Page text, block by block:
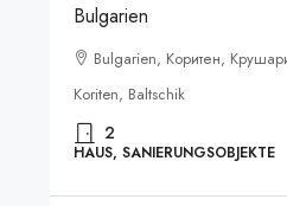
Bulgarien
Bulgarien, Коритен,
Koriten, Baltschik
2
HAUS, SANIERUNGSOBJEKTE